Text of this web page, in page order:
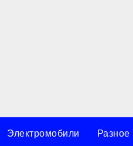
Электромобили Разное